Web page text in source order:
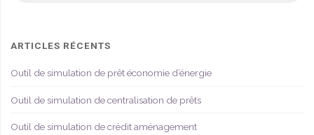
ARTICLES RÉCENTS
Outil de simulation de prêt économie d’énergie
Outil de simulation de centralisation de prêts
Outil de simulation de crédit aménagement